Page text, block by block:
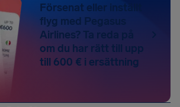
Försenat eller inställt
flyg med Pegasus
Airlines? Ta reda på
om du har rätt till upp
till 600 € i ersättning